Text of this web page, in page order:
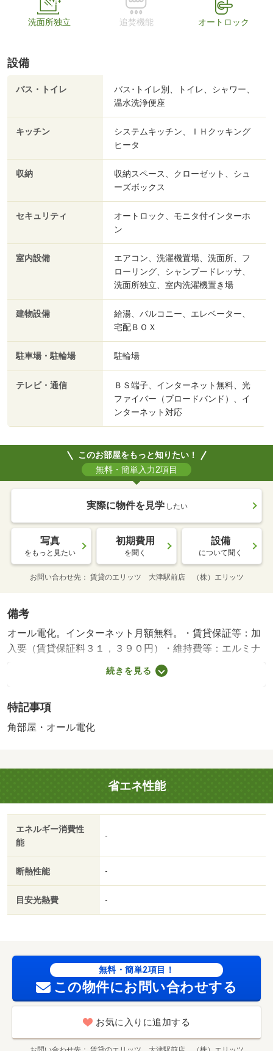
洗面所独立 追焚機能 オートロック
設備
バス・トイレ
バス･トイレ別、トイレ、シャワー、
温水洗浄便座
キッチン
システムキッチン、ＩＨクッキング
ヒータ
収納
収納スペース、クローゼット、シュ
ーズボックス
セキュリティ
オートロック、モニタ付インターホ
ン
室内設備
エアコン、洗濯機置場、洗面所、フ
ローリング、シャンプードレッサ、
洗面所独立、室内洗濯機置き場
建物設備
給湯、バルコニー、エレベーター、
宅配ＢＯＸ
駐車場・駐輪場 駐輪場
テレビ・通信
ＢＳ端子、インターネット無料、光
ファイバー（ブロードバンド）、イ
ンターネット対応
このお部屋をもっと知りたい！
無料・簡単入力2項目
実際に物件を見学 したい
写真
をもっと見たい
初期費用
を聞く
設備
について聞く
お問い合わせ先 賃貸のエリッツ 大津駅前店 （株）エリッツ
備考
オール電化。インターネット月額無料。・賃貸保証等：加
入要（賃貸保証料３１，３９０円）・維持費等：エルミナ
クラブ月額費１，９８０円／月・家賃保証料９４１円／
月・【ＪＲ大津京駅徒歩３分】【ネット月額無料】ＪＲ大
台付き。社会人様に人気のマンションです。大津京駅徒歩
３分。京都駅まで乗車約１０分。・バイク置場：なし・駐
続きを見る
特記事項
角部屋・オール電化
省エネ性能
エネルギー消費性
能
-
断熱性能 -
目安光熱費 -
無料・簡単2項目！
この物件にお問い合わせする
お気に入りに追加する